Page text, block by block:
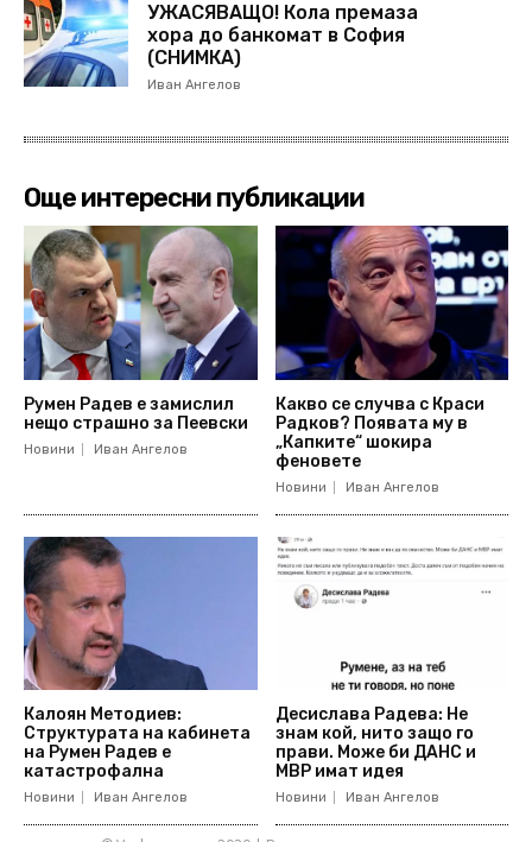
УЖАСЯВАЩО! Кола премаза
хора до банкомат в София
(СНИМКА)
Иван Ангелов
Още интересни публикации
Румен Радев е замислил
нещо страшно за Пеевски
Новини Иван Ангелов
Какво се случва с Краси
Радков? Появата му в
„Капките“ шокира
феновете
Новини Иван Ангелов
Калоян Методиев:
Структурата на кабинета
на Румен Радев е
катастрофална
Новини Иван Ангелов
Десислава Радева: Не
знам кой, нито защо го
прави. Може би ДАНС и
МВР имат идея
Новини Иван Ангелов